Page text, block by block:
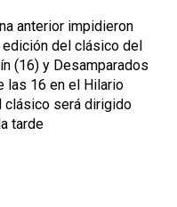
anterior impidieron
edición del clásico del
(16) y Desamparados
las 16 en el Hilario
clásico será dirigido
tarde